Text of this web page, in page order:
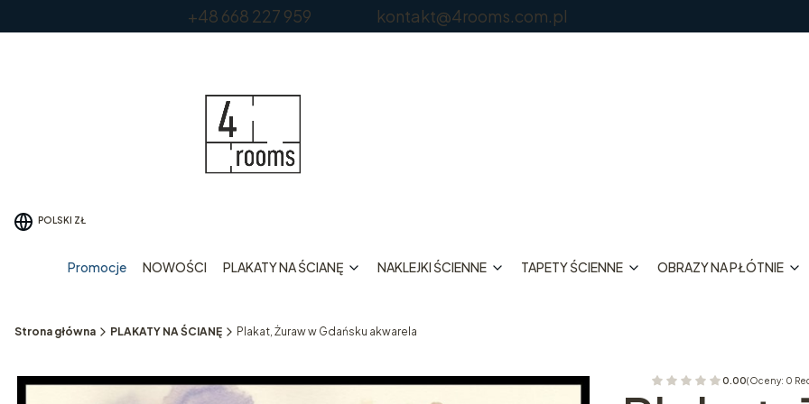
+48 668 227 959 kontakt@4rooms.com.pl
POLSKI ZŁ
Promocje NOWOŚCI PLAKATY NA ŚCIANĘ NAKLEJKI ŚCIENNE TAPETY ŚCIENNE OBRAZY NA PŁÓTNIE
Strona główna PLAKATY NA ŚCIANĘ Plakat, Żuraw w Gdańsku akwarela
0.00(Oceny: 0